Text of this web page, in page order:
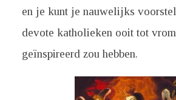
en je kunt je nauwelijks
devote katholieken ooit tot
geïnspireerd zou hebben.